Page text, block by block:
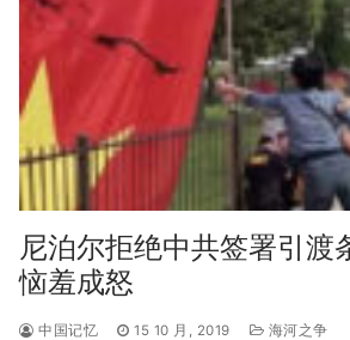
尼泊尔拒绝中共签署引渡
恼羞成怒
中国记忆 15 10 月, 2019 海河之争